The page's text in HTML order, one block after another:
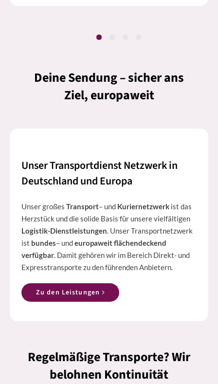
Deine Sendung – sicher ans
Ziel, europaweit
Unser Transportdienst Netzwerk in
Deutschland und Europa
Unser großes Transport– und Kuriernetzwerk ist das
Herzstück und die solide Basis für unsere vielfältigen
Logistik-Dienstleistungen. Unser Transportnetzwerk
ist bundes– undeuropaweit flächendeckend
verfügbar. Damit gehören wir im Bereich Direkt- und
Expresstransporte zu den führenden Anbietern.
Zu den Leistungen
Regelmäßige Transporte? Wir
belohnen Kontinuität